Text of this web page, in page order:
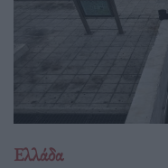
Ελλάδα